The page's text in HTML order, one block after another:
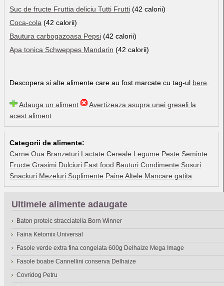
Suc de fructe Fruttia deliciu Tutti Frutti (42 calorii)
Coca-cola (42 calorii)
Bautura carbogazoasa Pepsi (42 calorii)
Apa tonica Schweppes Mandarin (42 calorii)
Descopera si alte alimente care au fost marcate cu tag-ul bere
Adauga un aliment
Avertizeaza asupra unei greseli la
acest aliment
Categorii de alimente:
Carne Oua Branzeturi Lactate Cereale Legume Peste Seminte
Fructe Grasimi Dulciuri Fast food Bauturi Condimente Sosuri
Snackuri Mezeluri Suplimente Paine Altele Mancare gatita
Ultimele alimente adaugate
Baton proteic stracciatella Born Winner
Faina Ketomix Universal
Fasole verde extra fina congelata 600g Delhaize Mega Image
Fasole boabe Cannellini conserva Delhaize
Covridog Petru